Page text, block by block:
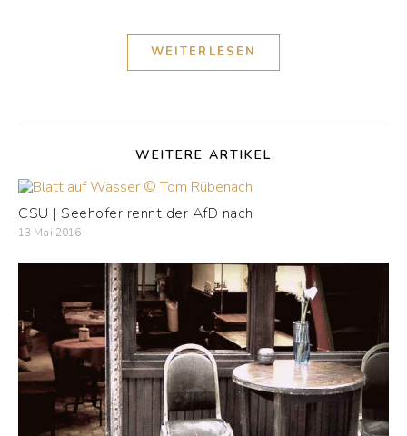
WEITERLESEN
WEITERE ARTIKEL
CSU | Seehofer rennt der AfD nach
13 Mai 2016